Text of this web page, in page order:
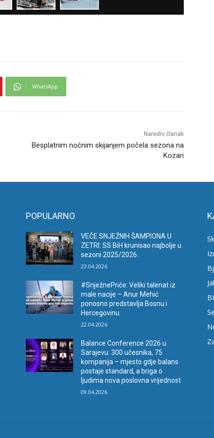
WhatsApp
Naredni članak
Besplatnim noćnim skijanjem počela sezona na
Kozari
POPULARNO
VEČE SNJEŽNIH ŠAMPIONA U
ZETRI: SS BiH krunisao najbolje u
sezoni 2025/2026.
23.04.2026
#SnježnePriče: Veliki talenat iz
male nacije – Anur Mehić
ponosno predstavlja Bosnu i
Hercegovinu
22.04.2026
Balance Conference 2026 u
Sarajevu: 300 učesnika, 75
kompanija – mjesto gdje balans
postaje standard, a briga o
ljudima nova poslovna vrijednost
09.04.2026